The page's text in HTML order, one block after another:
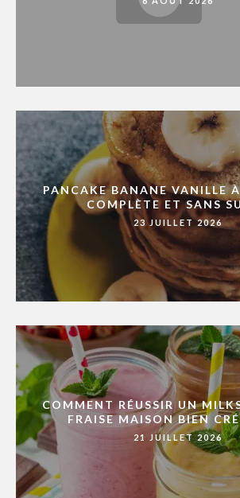
PANCAKE BANANE VANILLE
COMPLÈTE ET SANS
23 JUILLET 2026
COMMENT RÉUSSIR UN
FRAISE MAISON BIEN
21 JUILLET 2026